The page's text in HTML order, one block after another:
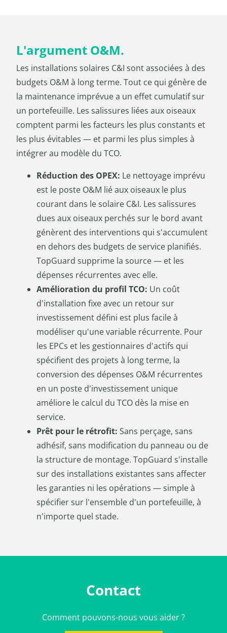
L'argument O&M.
Les installations solaires C&I sont associées à des
budgets O&M à long terme. Tout ce qui génère de
la maintenance imprévue a un effet cumulatif sur
un portefeuille. Les salissures liées aux oiseaux
comptent parmi les facteurs les plus constants et
les plus évitables — et parmi les plus simples à
intégrer au modèle du TCO.
Réduction des OPEX: Le nettoyage imprévu
est le poste O&M lié aux oiseaux le plus
courant dans le solaire C&I. Les salissures
dues aux oiseaux perchés sur le bord avant
génèrent des interventions qui s'accumulent
en dehors des budgets de service planifiés.
TopGuard supprime la source — et les
dépenses récurrentes avec elle.
Amélioration du profil TCO: Un coût
d'installation fixe avec un retour sur
investissement défini est plus facile à
modéliser qu'une variable récurrente. Pour
les EPCs et les gestionnaires d'actifs qui
spécifient des projets à long terme, la
conversion des dépenses O&M récurrentes
en un poste d'investissement unique
améliore le calcul du TCO dès la mise en
service.
Prêt pour le rétrofit: Sans perçage, sans
adhésif, sans modification du panneau ou de
la structure de montage. TopGuard s'installe
sur des installations existantes sans affecter
les garanties ni les opérations — simple à
spécifier sur l'ensemble d'un portefeuille, à
n'importe quel stade.
Contact
Comment pouvons-nous vous aider ?